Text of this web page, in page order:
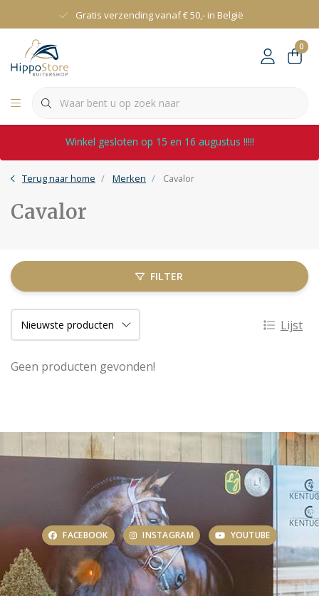
Gratis verzending vanaf € 50,- in België
0
Winkel gesloten op 15 en 16 augustus !!!!!
Terug naar home Merken Cavalor
Cavalor
FILTER
Lijst
Geen producten gevonden!
FACEBOOK INSTAGRAM YOUTUBE